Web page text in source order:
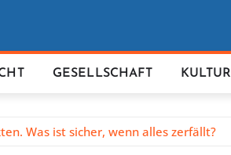
GESELLSCHAFT KULTUR
Was ist sicher, wenn alles zerfällt?